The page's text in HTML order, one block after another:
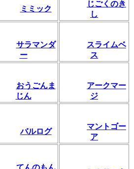
ミミック
じごくのき
し
サラマンダ
ー
スライムベ
ス
おうごんま
じん
アークマー
ジ
バルログ
マントゴー
ア